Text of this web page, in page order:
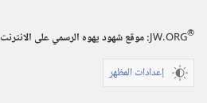
JW.ORG®
:‏ موقع شهود يهوه الرسمي على الانترنت
إعدادات المظهر